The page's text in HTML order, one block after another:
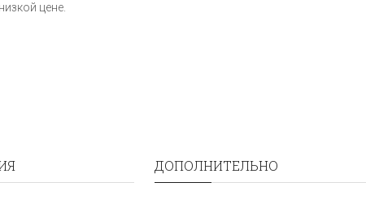
цене.
ДОПОЛНИТЕЛЬНО